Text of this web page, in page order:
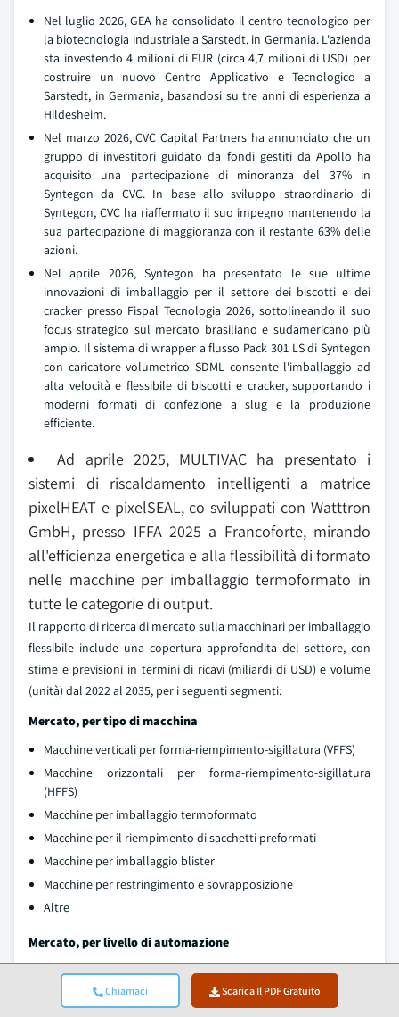
Chiamaci Scarica Il PDF Gratuito
Nel luglio 2026, GEA ha consolidato il centro tecnologico per
la biotecnologia industriale a Sarstedt, in Germania. L'azienda
sta investendo 4 milioni di EUR (circa 4,7 milioni di USD) per
costruire un nuovo Centro Applicativo e Tecnologico a
Sarstedt, in Germania, basandosi su tre anni di esperienza a
Hildesheim.
Nel marzo 2026, CVC Capital Partners ha annunciato che un
gruppo di investitori guidato da fondi gestiti da Apollo ha
acquisito una partecipazione di minoranza del 37% in
Syntegon da CVC. In base allo sviluppo straordinario di
Syntegon, CVC ha riaffermato il suo impegno mantenendo la
sua partecipazione di maggioranza con il restante 63% delle
azioni.
Nel aprile 2026, Syntegon ha presentato le sue ultime
innovazioni di imballaggio per il settore dei biscotti e dei
cracker presso Fispal Tecnologia 2026, sottolineando il suo
focus strategico sul mercato brasiliano e sudamericano più
ampio. Il sistema di wrapper a flusso Pack 301 LS di Syntegon
con caricatore volumetrico SDML consente l'imballaggio ad
alta velocità e flessibile di biscotti e cracker, supportando i
moderni formati di confezione a slug e la produzione
efficiente.
Ad aprile 2025, MULTIVAC ha presentato i
sistemi di riscaldamento intelligenti a matrice
pixelHEAT e pixelSEAL, co-sviluppati con Watttron
GmbH, presso IFFA 2025 a Francoforte, mirando
all'efficienza energetica e alla flessibilità di formato
nelle macchine per imballaggio termoformato in
tutte le categorie di output.
Il rapporto di ricerca di mercato sulla macchinari per imballaggio
flessibile include una copertura approfondita del settore, con
stime e previsioni in termini di ricavi (miliardi di USD) e volume
(unità) dal 2022 al 2035, per i seguenti segmenti:
Mercato, per tipo di macchina
Macchine verticali per forma-riempimento-sigillatura (VFFS)
Macchine orizzontali per forma-riempimento-sigillatura
(HFFS)
Macchine per imballaggio termoformato
Macchine per il riempimento di sacchetti preformati
Macchine per imballaggio blister
Macchine per restringimento e sovrapposizione
Altre
Mercato, per livello di automazione
Manuale
Semi-automatizzato